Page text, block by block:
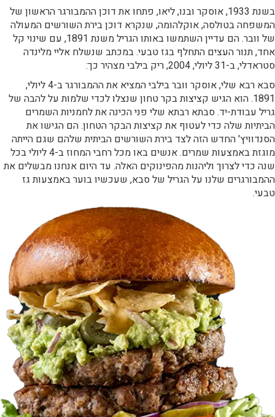
בשנת 1933, אוסקר ובנו, ליאו, פתחו את דוכן ההמבורגר הראשון של
המשפחה בטולסה, אוקלהומה, שנקרא דוכן בירת השורשים המעולה
של וובר. הם עדיין השתמשו באותו הגריל משנת 1891, עם שינוי קל
אחד, תנור העצים התחלף בגז טבעי. במכתב שנשלח אליי מלינדה
סטראדלי, ב-31 ליולי, 2004, ריק בילבי מצהיר כך:
סבא רבא שלי, אוסקר וובר בילבי המציא את ההמבורגר ב-4 ליולי,
1891. הוא הגיש קציצות בקר טחון שנצלו לכדי שלמות על להבה של
גריל עבודת-יד. סבתא רבתא שלי פני הכינה את לחמניות השמרים
הביתיות שלה כדי לעטוף את קציצות הבקר הטחון. הם הגישו את
הסנדוויץ' החדש הזה לצד בירת השורשים הביתית שלהם שגם הייתה
מוגזת באמצעות שמרים. אנשים באו מכל רחבי המחוז ב-4 ליולי בכל
שנה כדי לצרוך וליהנות מהפינוקים האלה. עד היום אנחנו מבשלים את
ההמבורגרים שלנו על הגריל של סבא, שעכשיו בוער באמצעות גז
טבעי.